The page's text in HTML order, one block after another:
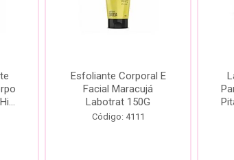
Esfoliante Corporal E
Facial Maracujá
Labotrat 150G
Código: 4111